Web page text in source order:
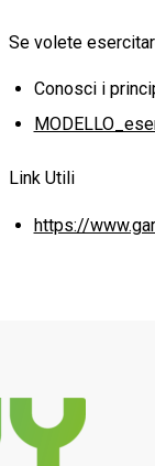
Se volete
Conosci i
Link Utili
https://